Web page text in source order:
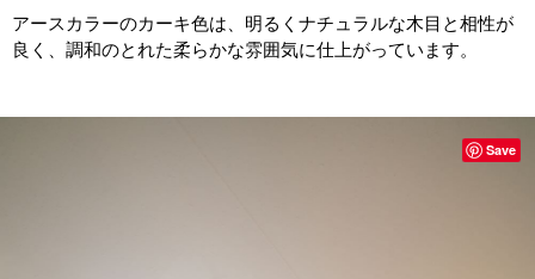
アースカラーのカーキ色は、明るくナチュラルな木目と相性が
良く、調和のとれた柔らかな雰囲気に仕上がっています。
Save